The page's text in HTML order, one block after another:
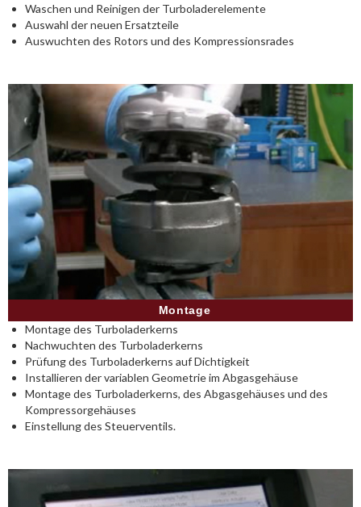
Waschen und Reinigen der Turboladerelemente
Auswahl der neuen Ersatzteile
Auswuchten des Rotors und des Kompressionsrades
Montage
Montage des Turboladerkerns
Nachwuchten des Turboladerkerns
Prüfung des Turboladerkerns auf Dichtigkeit
Installieren der variablen Geometrie im Abgasgehäuse
Montage des Turboladerkerns, des Abgasgehäuses und des
Kompressorgehäuses
Einstellung des Steuerventils.